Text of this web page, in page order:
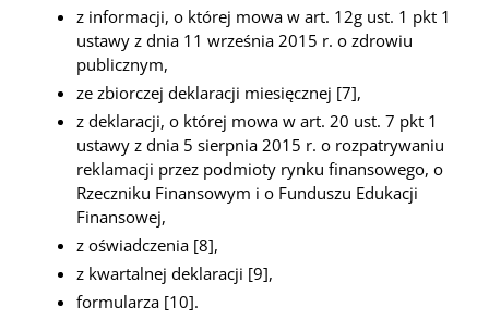
z informacji, o której mowa w art. 12g ust. 1 pkt 1
ustawy z dnia 11 września 2015 r. o zdrowiu
publicznym,
ze zbiorczej deklaracji miesięcznej [7],
z deklaracji, o której mowa w art. 20 ust. 7 pkt 1
ustawy z dnia 5 sierpnia 2015 r. o rozpatrywaniu
reklamacji przez podmioty rynku finansowego, o
Rzeczniku Finansowym i o Funduszu Edukacji
Finansowej,
z oświadczenia [8],
z kwartalnej deklaracji [9],
formularza [10].